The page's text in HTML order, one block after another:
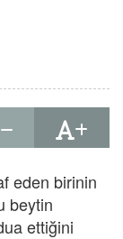
eden birinin
beytin
ettiğini